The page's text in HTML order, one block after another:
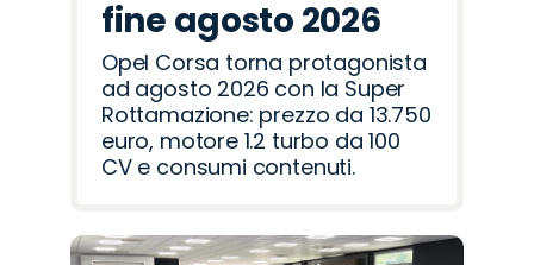
fine agosto 2026
Opel Corsa torna protagonista
ad agosto 2026 con la Super
Rottamazione: prezzo da 13.750
euro, motore 1.2 turbo da 100
CV e consumi contenuti.